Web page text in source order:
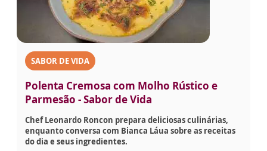
SABOR DE VIDA
Polenta Cremosa com Molho Rústico e
Parmesão - Sabor de Vida
Chef Leonardo Roncon prepara deliciosas culinárias,
enquanto conversa com Bianca Láua sobre as receitas
do dia e seus ingredientes.